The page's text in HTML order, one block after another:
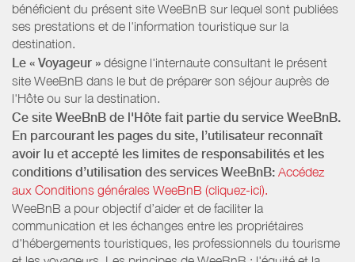
bénéficient du présent site WeeBnB sur lequel sont publiées
ses prestations et de l'information touristique sur la
destination.
Le « Voyageur » désigne l'internaute consultant le présent
site WeeBnB dans le but de préparer son séjour auprès de
l'Hôte ou sur la destination.
Ce site WeeBnB de l'Hôte fait partie du service WeeBnB.
En parcourant les pages du site, l’utilisateur reconnaît
avoir lu et accepté les limites de responsabilités et les
conditions d’utilisation des services WeeBnB: Accédez
aux Conditions générales WeeBnB (cliquez-ici).
WeeBnB a pour objectif d’aider et de faciliter la
communication et les échanges entre les propriétaires
d'hébergements touristiques, les professionnels du tourisme